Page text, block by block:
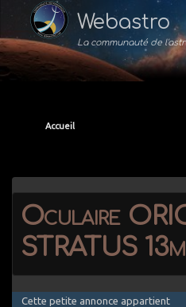
Webastro
La communauté de
Accueil
Oculaire
STRATUS
Cette petite annonce appartient